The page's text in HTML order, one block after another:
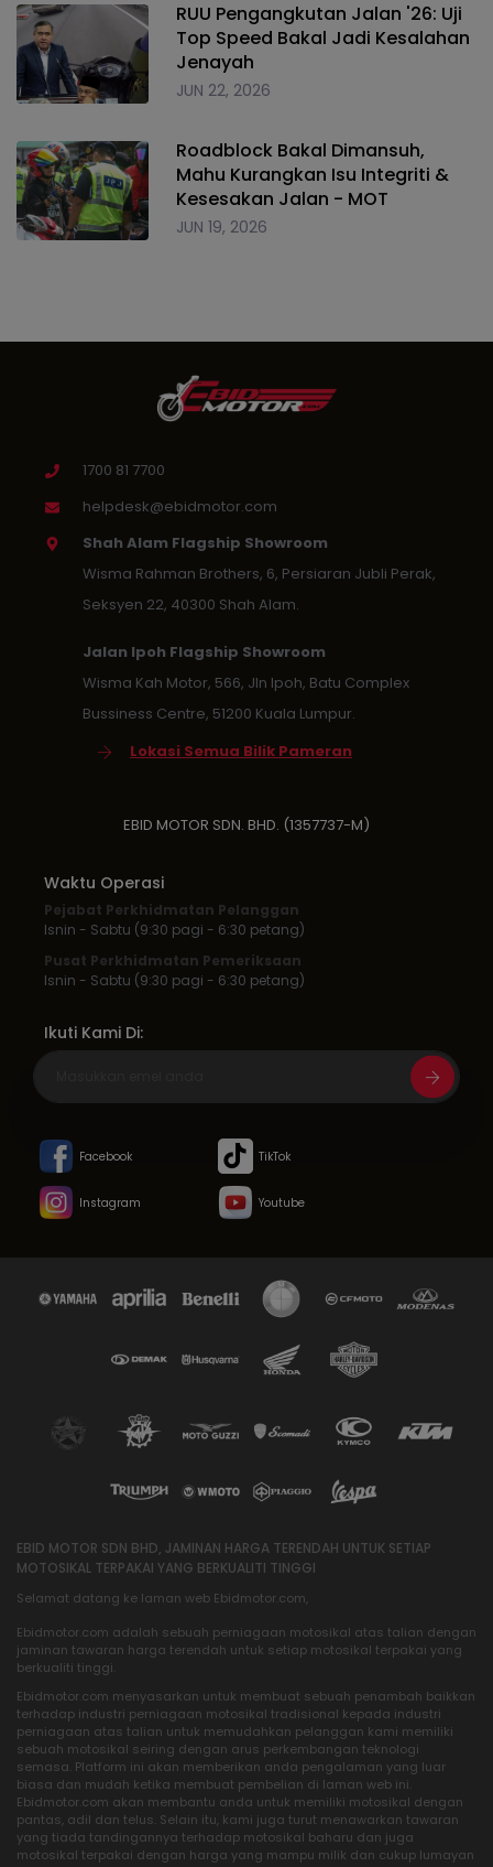
RUU Pengangkutan Jalan '26: Uji
Top Speed Bakal Jadi Kesalahan
Jenayah
JUN 22, 2026
Roadblock Bakal Dimansuh,
Mahu Kurangkan Isu Integriti &
Kesesakan Jalan - MOT
JUN 19, 2026
1700 81 7700
helpdesk@ebidmotor.com
Shah Alam Flagship Showroom
Wisma Rahman Brothers, 6, Persiaran Jubli Perak,
Seksyen 22, 40300 Shah Alam.
Jalan Ipoh Flagship Showroom
Wisma Kah Motor, 566, Jln Ipoh, Batu Complex
Bussiness Centre, 51200 Kuala Lumpur.
Lokasi Semua Bilik Pameran
EBID MOTOR SDN. BHD. (1357737-M)
Waktu Operasi
Pejabat Perkhidmatan Pelanggan
Isnin - Sabtu (9:30 pagi - 6:30 petang)
Pusat Perkhidmatan Pemeriksaan
Isnin - Sabtu (9:30 pagi - 6:30 petang)
Ikuti Kami Di:
Facebook TikTok
Instagram Youtube
EBID MOTOR SDN BHD, JAMINAN HARGA TERENDAH UNTUK SETIAP
MOTOSIKAL TERPAKAI YANG BERKUALITI TINGGI
Selamat datang ke laman web Ebidmotor.com,
Ebidmotor.com adalah sebuah perniagaan motosikal atas talian dengan
jaminan tawaran harga terendah untuk setiap motosikal terpakai yang
berkualiti tinggi.
Ebidmotor.com menyasarkan untuk membuat sebuah penambah baikkan
terhadap industri perniagaan motosikal tradisional kepada industri
perniagaan atas talian untuk memudahkan pelanggan kami memiliki
sebuah motosikal seiring dengan arus perkembangan teknologi
semasa. Platform ini akan memberikan anda pengalaman yang luar
biasa dan mudah ketika membuat pembelian di laman web ini.
Ebidmotor.com akan membantu anda untuk memiliki motosikal dengan
pantas, adil dan telus. Selain itu, kami juga turut menawarkan tawaran
yang tiada tandingannya terhadap motosikal baharu dan juga
motosikal terpakai dengan harga yang mampu milik dan cukup lumayan